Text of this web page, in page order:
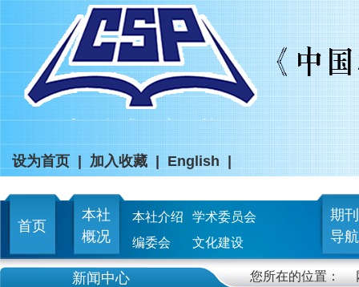
设为首页 加入收藏 English
首页
本社
概况
本社介绍
学术委员会
编委会
文化建设
期刊
导航
新闻中心 您所在的位置：